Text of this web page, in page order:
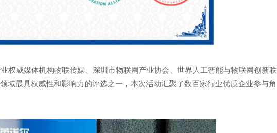
权威媒体机构物联传媒、深圳市物联网产业协会、世界人工智能与物联网创新联
域最具权威性和影响力的评选之一，本次活动汇聚了数百家行业优质企业参与角